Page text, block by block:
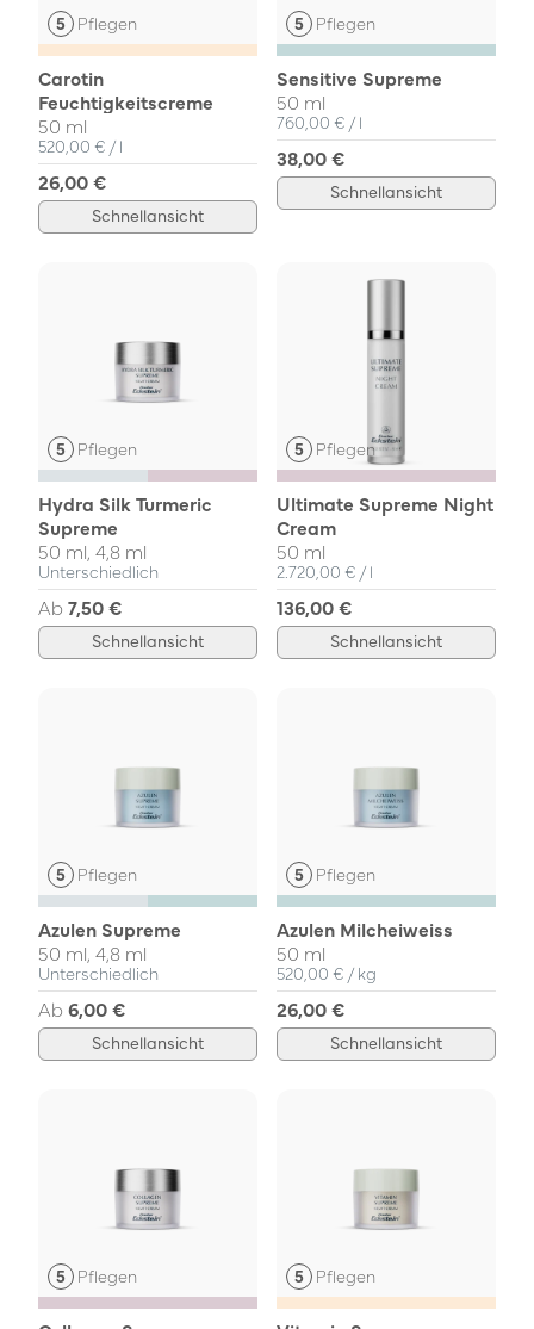
Pflegen
Carotin
Feuchtigkeitscreme
50 ml
Einzelpreis
520,00 € / pro
l
26,00 €
Schnellansicht
Pflegen
Sensitive Supreme
50 ml
Einzelpreis
760,00 € / pro
l
38,00 €
Schnellansicht
Pflegen
Hydra Silk Turmeric
Supreme
50 ml, 4,8 ml
Unterschiedlich
Ab 7,50 €
Schnellansicht
Pflegen
Ultimate Supreme Night
Cream
50 ml
Einzelpreis
2.720,00 € / pro
l
136,00 €
Schnellansicht
Pflegen
Azulen Supreme
50 ml, 4,8 ml
Unterschiedlich
Ab 6,00 €
Schnellansicht
Pflegen
Azulen Milcheiweiss
50 ml
Einzelpreis
520,00 € / pro
kg
26,00 €
Schnellansicht
Pflegen Pflegen